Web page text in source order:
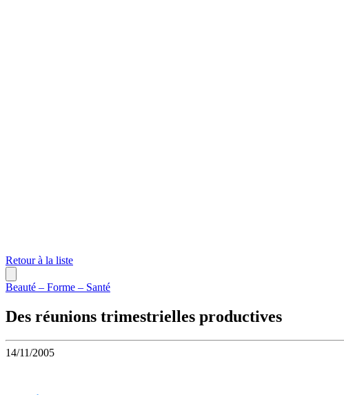
Retour à la liste
Beauté – Forme – Santé
Des réunions trimestrielles productives
14/11/2005